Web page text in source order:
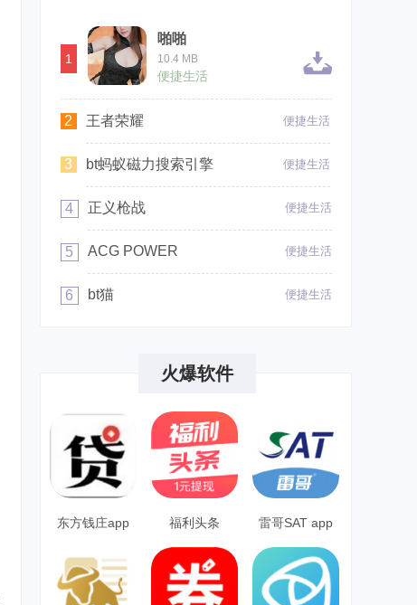
1
啪啪
10.4 MB
便捷生活
2 王者荣耀 便捷生活
3 bt蚂蚁磁力搜索引擎 便捷生活
4 正义枪战 便捷生活
5 ACG POWER 便捷生活
6 bt猫 便捷生活
火爆软件
东方钱庄app 福利头条 雷哥SAT app